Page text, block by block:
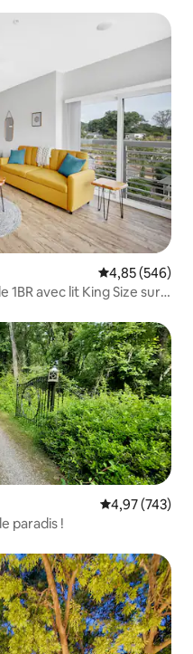
Évaluation
4,85 (546)
avec lit King Size sur
appréciés
Évaluation
4,97 (743)
de paradis !
appréciés